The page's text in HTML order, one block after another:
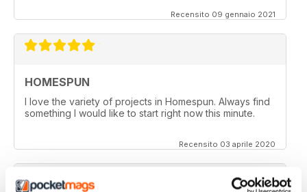
Recensito 09 gennaio 2021
HOMESPUN
I love the variety of projects in Homespun. Always find
something I would like to start right now this minute.
Recensito 03 aprile 2020